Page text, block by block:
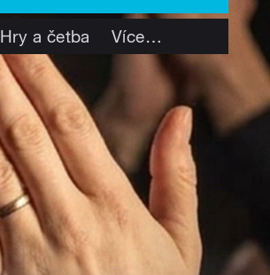
Hry a četba Více…